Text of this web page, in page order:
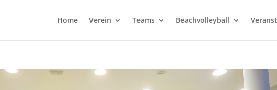
Home Verein Teams Beachvolleyball